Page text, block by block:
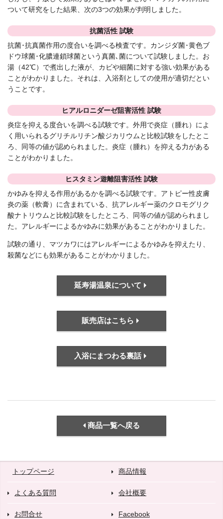
ついて研究をした結果、次の3つの効果が判明しました。
抗菌活性 試験
抗菌･抗真菌作用の度合いを調べる検査です。カンジダ菌･黄色ブ
ドウ球菌･化膿連鎖球菌という真菌､菌について試験しました。お
湯（42℃）で煮出した液が、カビや細菌に対する強い効果がある
ことがわかりました。それは、入浴剤としての使用が適切だとい
うことです。
ヒアルロニダーゼ阻害活性 試験
炎症を抑える度合いを調べる試験です。外用で炎症（腫れ）によ
く用いられるグリチルリチン酸ジカリウムと比較試験をしたとこ
ろ、同等の値が認められました。炎症（腫れ）を抑える力がある
ことがわかりました。
ヒスタミン遊離阻害活性 試験
かゆみを抑える作用があるかを調べる試験です。アトピー性皮膚
炎の薬（軟膏）に含まれている、抗アレルギー薬のクロモグリク
酸ナトリウムと比較試験をしたところ、同等の値が認められまし
た。アレルギーによるかゆみに効果があることがわかりました。
試験の通り、マツカワにはアレルギーによるかゆみを抑えたり、
殺菌などにも効果があることがわかりました。
延寿湯温泉について
販売店はこちら
入浴にまつわる裏話
商品一覧へ戻る
トップページ 商品情報
よくある質問 会社概要
お問合せ Facebook